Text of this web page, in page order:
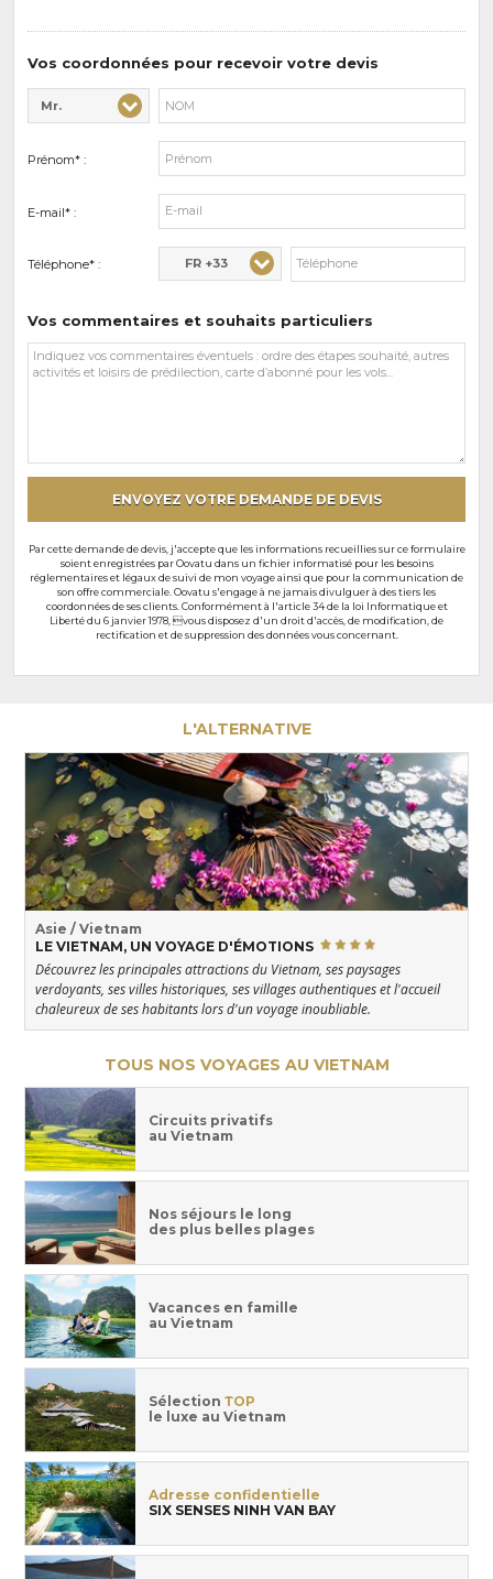
de
Vos coordonnées pour recevoir votre devis
Civilité* :
Mr.
Nom* :
Prénom* :
E-mail* :
Téléphone* : FR +33
Vos commentaires et souhaits particuliers
Vos
commentaires
ENVOYEZ VOTRE DEMANDE DE DEVIS
Par cette demande de devis, j'accepte que les informations recueillies sur ce formulaire
soient enregistrées par Oovatu dans un fichier informatisé pour les besoins
réglementaires et légaux de suivi de mon voyage ainsi que pour la communication de
son offre commerciale. Oovatu s'engage à ne jamais divulguer à des tiers les
coordonnées de ses clients. Conformément à l'article 34 de la loi Informatique et
Liberté du 6 janvier 1978, vous disposez d'un droit d'accès, de modification, de
rectification et de suppression des données vous concernant.
L'ALTERNATIVE
Asie / Vietnam
LE VIETNAM, UN VOYAGE D'ÉMOTIONS
Découvrez les principales attractions du Vietnam, ses paysages
verdoyants, ses villes historiques, ses villages authentiques et l'accueil
chaleureux de ses habitants lors d'un voyage inoubliable.
TOUS NOS VOYAGES AU VIETNAM
Circuits privatifs
au Vietnam
Nos séjours le long
des plus belles plages
Vacances en famille
au Vietnam
Sélection TOP
le luxe au Vietnam
Adresse confidentielle
SIX SENSES NINH VAN BAY